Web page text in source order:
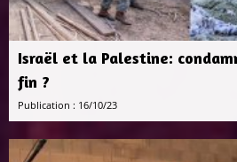
Israël et la Palestine:
fin ?
Publication : 16/10/23